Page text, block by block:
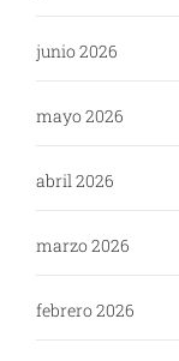
junio 2026
mayo 2026
abril 2026
marzo 2026
febrero 2026